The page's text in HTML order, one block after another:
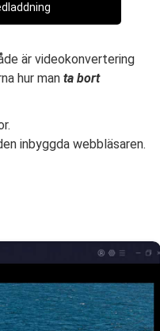
är videokonvertering
hur man ta bort
inbyggda webbläsaren.